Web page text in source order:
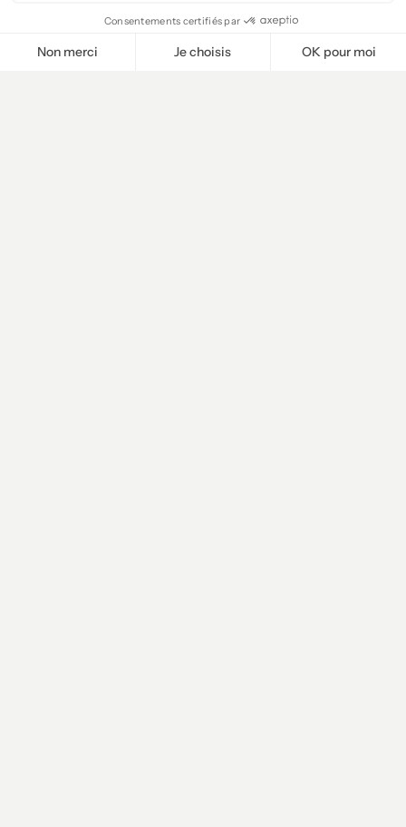
Consentements certifiés par
Non merci Je choisis OK pour moi